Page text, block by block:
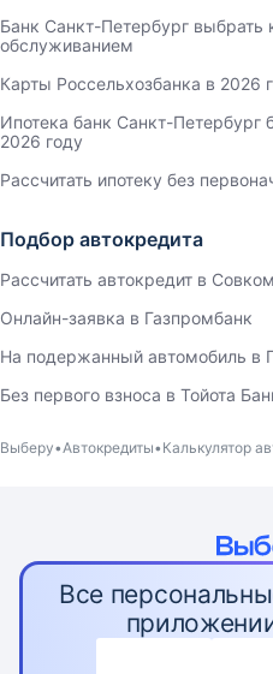
Банк Санкт-Петербург выбрать
обслуживанием
Карты Россельхозбанка в 2026
Ипотека банк Санкт-Петербург
2026 году
Рассчитать ипотеку без
Подбор автокредита
Рассчитать автокредит в
Онлайн-заявка в Газпромбанк
На подержанный автомобиль в
Без первого взноса в Тойота
Выберу Автокредиты Калькулятор
Все